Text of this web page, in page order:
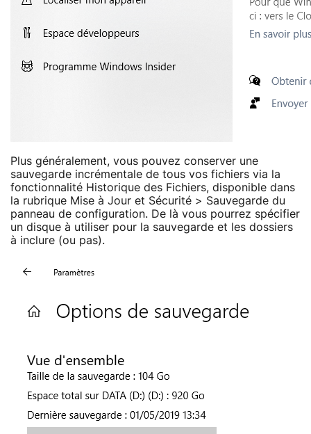
Plus généralement, vous pouvez conserver une
sauvegarde incrémentale de tous vos fichiers via la
fonctionnalité Historique des Fichiers, disponible dans
la rubrique Mise à Jour et Sécurité > Sauvegarde du
panneau de configuration. De là vous pourrez spécifier
un disque à utiliser pour la sauvegarde et les dossiers
à inclure (ou pas).